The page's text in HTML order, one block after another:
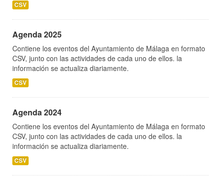
CSV
Agenda 2025
Contiene los eventos del Ayuntamiento de Málaga en formato
CSV, junto con las actividades de cada uno de ellos. la
información se actualiza diariamente.
CSV
Agenda 2024
Contiene los eventos del Ayuntamiento de Málaga en formato
CSV, junto con las actividades de cada uno de ellos. la
información se actualiza diariamente.
CSV